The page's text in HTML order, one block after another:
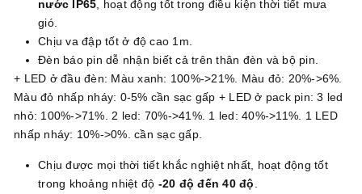
nước IP65, hoạt động tốt trong điều kiện thời tiết mưa
gió.
Chịu va đập tốt ở độ cao 1m.
Đèn báo pin dễ nhận biết cả trên thân đèn và bộ pin.
+ LED ở đầu đèn: Màu xanh: 100%->21%. Màu đỏ: 20%->6%.
Màu đỏ nhấp nháy: 0-5% cần sạc gấp + LED ở pack pin: 3 led
nhỏ: 100%->71%. 2 led: 70%->41%. 1 led: 40%->11%. 1 LED
nhấp nháy: 10%->0%. cần sạc gấp.
Chịu được mọi thời tiết khắc nghiệt nhất, hoạt động tốt
trong khoảng nhiệt độ -20 độ đến 40 độ.